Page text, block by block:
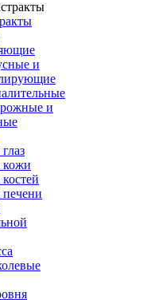
и
и
кожи
печени